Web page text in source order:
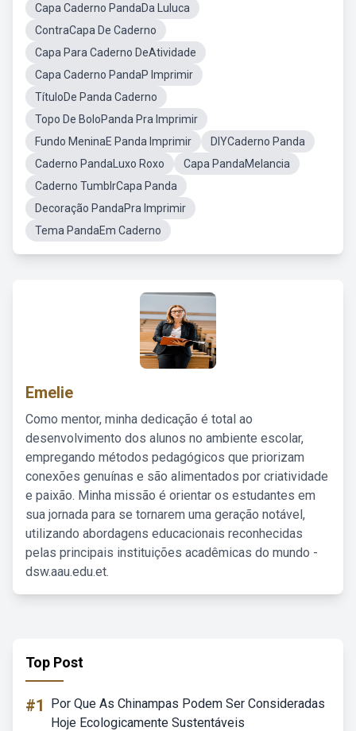
Capa Caderno PandaDa Luluca
ContraCapa De Caderno
Capa Para Caderno DeAtividade
Capa Caderno PandaP Imprimir
TítuloDe Panda Caderno
Topo De BoloPanda Pra Imprimir
Fundo MeninaE Panda Imprimir
DIYCaderno Panda
Caderno PandaLuxo Roxo
Capa PandaMelancia
Caderno TumblrCapa Panda
Decoração PandaPra Imprimir
Tema PandaEm Caderno
Emelie
Como mentor, minha dedicação é total ao
desenvolvimento dos alunos no ambiente escolar,
empregando métodos pedagógicos que priorizam
conexões genuínas e são alimentados por criatividade
e paixão. Minha missão é orientar os estudantes em
sua jornada para se tornarem uma geração notável,
utilizando abordagens educacionais reconhecidas
pelas principais instituições acadêmicas do mundo -
dsw.aau.edu.et.
Top Post
#1
Por Que As Chinampas Podem Ser Consideradas
Hoje Ecologicamente Sustentáveis